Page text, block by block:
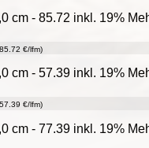
cm - 85.72 inkl. 19%
€/lfm)
cm - 57.39 inkl. 19%
€/lfm)
cm - 77.39 inkl. 19%